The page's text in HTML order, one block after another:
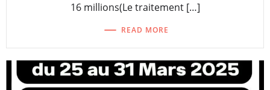
16 millions(Le traitement […]
READ MORE